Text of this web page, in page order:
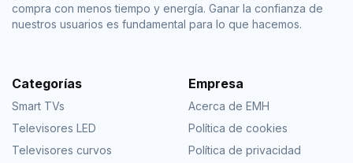
compra con menos tiempo y energía. Ganar la confianza de
nuestros usuarios es fundamental para lo que hacemos.
Categorías
Smart TVs
Televisores LED
Televisores curvos
Empresa
Acerca de EMH
Política de cookies
Política de privacidad